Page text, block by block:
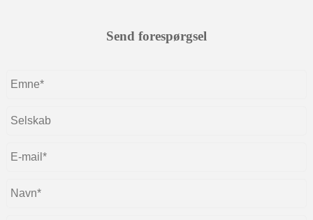
Send forespørgsel